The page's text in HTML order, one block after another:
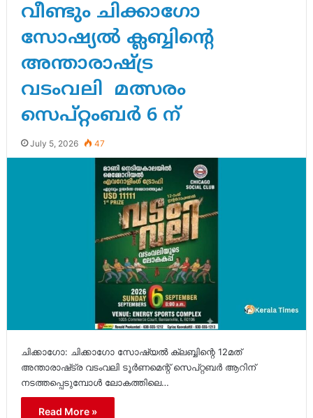
വീണ്ടും ചിക്കാഗോ
സോഷ്യൽ ക്ലബ്ബിന്റെ
അന്താരാഷ്ട്ര
വടംവലി മത്സരം
സെപ്റ്റംബർ 6 ന്
July 5, 2026 47
ചിക്കാഗോ: ചിക്കാഗോ സോഷ്യൽ ക്ലബ്ബിന്റെ 12മത്
അന്താരാഷ്‌ട്ര വടംവലി ടൂർണമെന്റ് സെപ്റ്റബർ ആറിന്
നടത്തപ്പെടുമ്പോൾ ലോകത്തിലെ…
Read More »